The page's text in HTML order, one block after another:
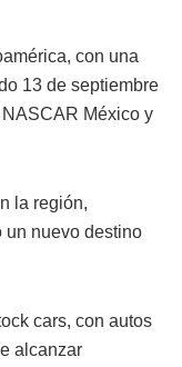
con una
13 de septiembre
México y
la región,
un nuevo destino
cars, con autos
alcanzar